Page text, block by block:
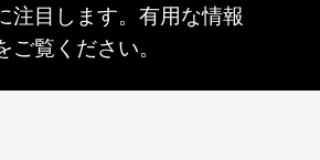
注目します。有用な情報
覧ください。